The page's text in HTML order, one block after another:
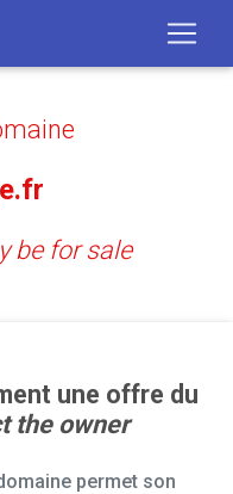
be for sale
une offre du
the owner
permet son